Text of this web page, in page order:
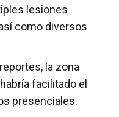
lesiones
como diversos
la zona
facilitado el
presenciales.